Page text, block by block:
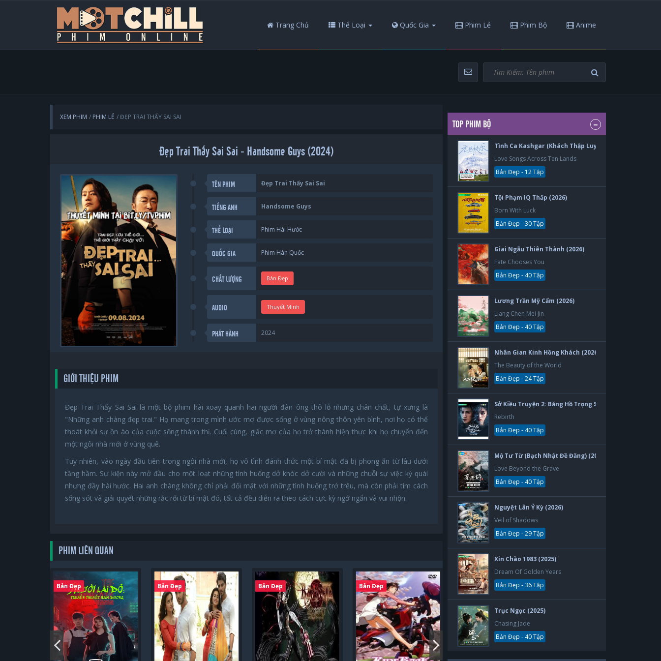
Trang Chủ Thể Loại Quốc Gia Phim Lẻ Phim Bộ Anime
XEM PHIM PHIM LẺ ĐẸP TRAI THẤY SAI SAI
Đẹp Trai Thấy Sai Sai - Handsome Guys (2024)
TÊN PHIM Đẹp Trai Thấy Sai Sai
TIẾNG ANH Handsome Guys
THỂ LOẠI Phim Hài Hước
QUỐC GIA Phim Hàn Quốc
CHẤT LƯỢNG Bản Đẹp
AUDIO Thuyết Minh
PHÁT HÀNH 2024
GIỚI THIỆU PHIM
Đẹp Trai Thấy Sai Sai là một bộ phim hài xoay quanh hai người đàn ông thô lỗ nhưng chân chất, tự xưng là
"Những anh chàng đẹp trai." Họ mang trong mình ước mơ được sống ở vùng nông thôn yên bình, nơi họ có thể
thoát khỏi sự ồn ào của cuộc sống thành thị. Cuối cùng, giấc mơ của họ trở thành hiện thực khi họ chuyển đến
một ngôi nhà mới ở vùng quê.
Tuy nhiên, vào ngày đầu tiên trong ngôi nhà mới, họ vô tình đánh thức một bí mật đã bị phong ấn từ lâu dưới
tầng hầm. Sự kiện này mở đầu cho một loạt những tình huống dở khóc dở cười và những chuỗi sự việc kỳ quái
nhưng đầy hài hước. Hai anh chàng không chỉ phải đối mặt với những tình huống trớ trêu, mà còn phải tìm cách
sống sót và giải quyết những rắc rối từ bí mật đó, tất cả đều diễn ra theo cách cực kỳ ngớ ngẩn và vui nhộn.
PHIM LIÊN QUAN
Bản Đẹp Bản Đẹp Bản Đẹp Bản Đẹp Bản Đẹp
TOP PHIM BỘ
Tình Ca Kashgar (Khách Thập Luyến Ca) (2026)
Love Songs Across Ten Lands
Bản Đẹp - 12 Tập
Tội Phạm IQ Thấp (2026)
Born With Luck
Bản Đẹp - 30 Tập
Giai Ngẫu Thiên Thành (2026)
Fate Chooses You
Bản Đẹp - 40 Tập
Lương Trần Mỹ Cẩm (2026)
Liang Chen Mei Jin
Bản Đẹp - 40 Tập
Nhân Gian Kinh Hồng Khách (2026)
The Beauty of the World
Bản Đẹp - 24 Tập
Sở Kiều Truyện 2: Băng Hồ Trọng Sinh (2026)
Rebirth
Bản Đẹp - 40 Tập
Mộ Tư Từ (Bạch Nhật Đề Đăng) (2026)
Love Beyond the Grave
Bản Đẹp - 40 Tập
Nguyệt Lân Ỷ Kỳ (2026)
Veil of Shadows
Bản Đẹp - 29 Tập
Xin Chào 1983 (2025)
Dream Of Golden Years
Bản Đẹp - 36 Tập
Trục Ngọc (2025)
Chasing Jade
Bản Đẹp - 40 Tập